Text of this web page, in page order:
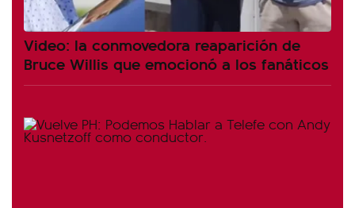
Video: la conmovedora reaparición de
Bruce Willis que emocionó a los fanáticos